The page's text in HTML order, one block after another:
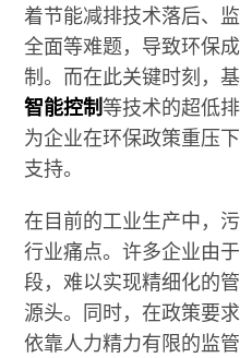
着节能减排技术落后、
全面等难题，导致环保
制。而在此关键时刻，
智能控制等技术的超低
为企业在环保政策重压
支持。
在目前的工业生产中，
行业痛点。许多企业由
段，难以实现精细化的
源头。同时，在政策要
依靠人力精力有限的监